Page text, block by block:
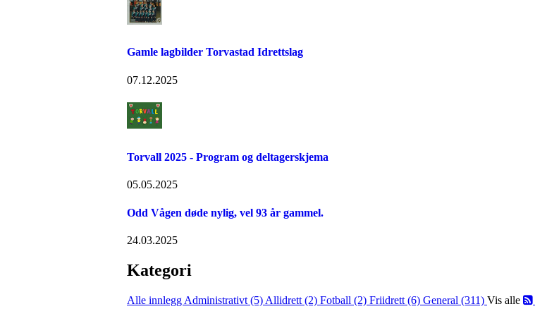
Gamle lagbilder Torvastad Idrettslag
07.12.2025
Torvall 2025 - Program og deltagerskjema
05.05.2025
Odd Vågen døde nylig, vel 93 år gammel.
24.03.2025
Kategori
Alle innlegg Administrativt (5) Allidrett (2) Fotball (2) Friidrett (6) General (311) Vis alle